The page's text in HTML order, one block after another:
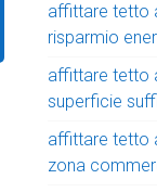
affittare tetto
risparmio
affittare tetto
superficie
affittare tetto
zona